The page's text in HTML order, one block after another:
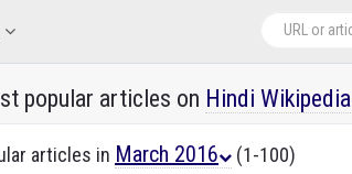
popular articles on Hindi Wikipedia
articles in March 2016 (1-100)